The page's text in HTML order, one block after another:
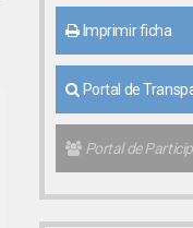
Imprimir ficha
Portal de
Portal de